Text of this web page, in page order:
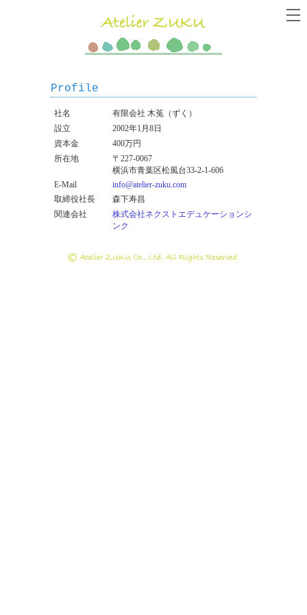
Profile
社名
有限会社 木菟（ずく）
設立
2002年1月8日
資本金
400万円
所在地
〒227-0067
横浜市青葉区松風台33-2-1-606
E-Mail
info@atelier-zuku.com
取締役社長
森下寿昌
関連会社
株式会社ネクストエデュケーションシ
ンク